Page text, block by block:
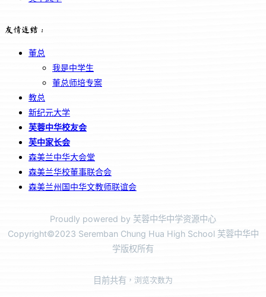
友情连结：
董总
我是中学生
董总师培专案
教总
新纪元大学
芙蓉中华校友会
芙中家长会
森美兰中华大会堂
森美兰华校董事联合会
森美兰州国中华文教师联谊会
Proudly powered by 芙蓉中华中学资源中心
Copyright©2023 Seremban Chung Hua High School 芙蓉中华中
学版权所有
目前共有 ，浏览次数为